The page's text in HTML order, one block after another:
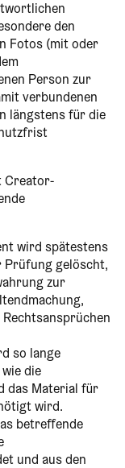
den
Fotos (mit oder
Person zur
verbundenen
längstens für die
Creator-
wird spätestens
Prüfung gelöscht,
zur
so lange
die
das Material für
wird.
betreffende
und aus den